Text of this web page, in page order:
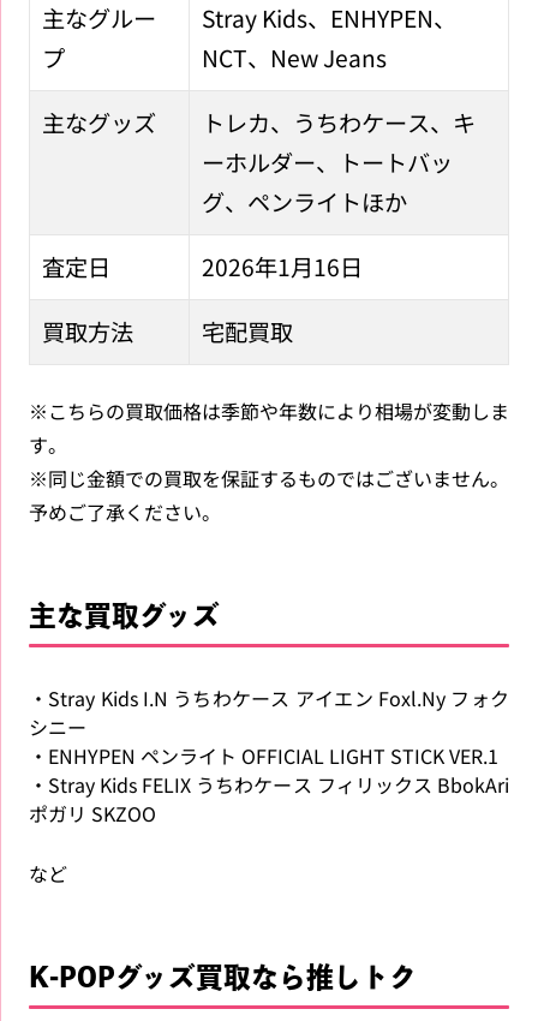
主なグルー
プ
Stray Kids、ENHYPEN、
NCT、New Jeans
主なグッズ
トレカ、うちわケース、キ
ーホルダー、トートバッ
グ、ペンライトほか
査定日
2026年1月16日
買取方法
宅配買取
※こちらの買取価格は季節や年数により相場が変動しま
す。
※同じ金額での買取を保証するものではございません。
予めご了承ください。
主な買取グッズ
・Stray Kids I.N うちわケース アイエン Foxl.Ny フォク
シニー
・ENHYPEN ペンライト OFFICIAL LIGHT STICK VER.1
・Stray Kids FELIX うちわケース フィリックス BbokAri
ポガリ SKZOO
など
K-POPグッズ買取なら推しトク